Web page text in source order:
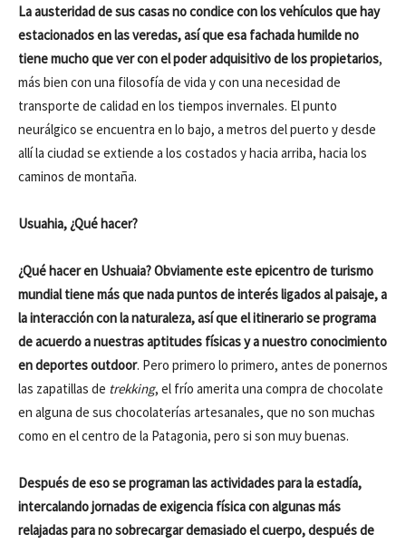
La austeridad de sus casas no condice con los vehículos que hay
estacionados en las veredas, así que esa fachada humilde no
tiene mucho que ver con el poder adquisitivo de los propietarios,
más bien con una filosofía de vida y con una necesidad de
transporte de calidad en los tiempos invernales. El punto
neurálgico se encuentra en lo bajo, a metros del puerto y desde
allí la ciudad se extiende a los costados y hacia arriba, hacia los
caminos de montaña.
Usuahia, ¿Qué hacer?
¿Qué hacer en Ushuaia? Obviamente este epicentro de turismo
mundial tiene más que nada puntos de interés ligados al paisaje, a
la interacción con la naturaleza, así que el itinerario se programa
de acuerdo a nuestras aptitudes físicas y a nuestro conocimiento
en deportes outdoor. Pero primero lo primero, antes de ponernos
las zapatillas de trekking, el frío amerita una compra de chocolate
en alguna de sus chocolaterías artesanales, que no son muchas
como en el centro de la Patagonia, pero si son muy buenas.
Después de eso se programan las actividades para la estadía,
intercalando jornadas de exigencia física con algunas más
relajadas para no sobrecargar demasiado el cuerpo, después de